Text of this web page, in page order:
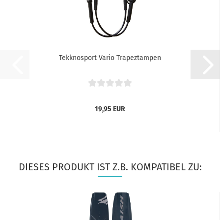
Tekknosport Vario Trapeztampen
19,95 EUR
DIESES PRODUKT IST Z.B. KOMPATIBEL ZU: